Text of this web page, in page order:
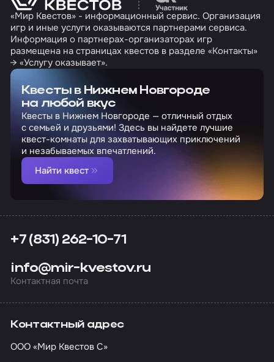
«Мир Квестов» - информационный сервис. Организация
игр и иные услуги оказываются партнерами сервиса.
Информация о партнерах-организаторах игр
размещена на страницах квестов в разделе «Контакты»
→ «Услугу оказывает».
Квесты в Нижнем Новгороде
на любой вкус
Квесты в Нижнем Новгороде — отличный отдых
с семьей и друзьями! Здесь вы найдете лучшие
квест-комнаты для захватывающих приключений
и незабываемых впечатлений.
Найти квест
+7 (831) 262-10-71
info@mir-kvestov.ru
Контактная почта
Контактный адрес
ООО «Мир Квестов С»